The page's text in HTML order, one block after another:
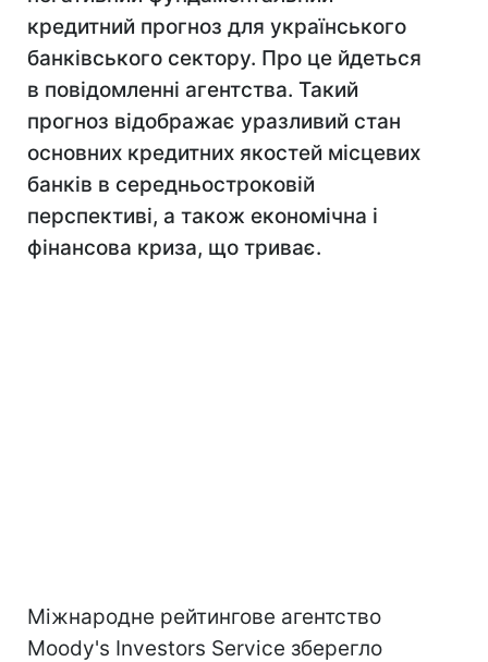
кредитний прогноз для українського
банківського сектору. Про це йдеться
в повідомленні агентства. Такий
прогноз відображає уразливий стан
основних кредитних якостей місцевих
банків в середньостроковій
перспективі, а також економічна і
фінансова криза, що триває.
Міжнародне рейтингове агентство
Moody's Investors Service зберегло